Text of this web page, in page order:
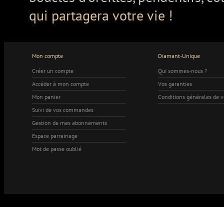
qui partagera votre vie !
Mon compte
Créer un compte
Accéder à mon compte
Mon panier
Suivi de vos commandes
Gestion de mes abonnements
Espace parrainage
Mot de passe oublié
Diamant-Unique
Qui sommes-nous ?
Vos garanties
Conditions générales de